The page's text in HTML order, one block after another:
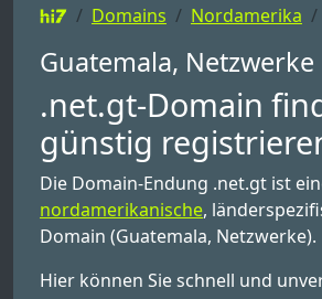
Domains Nordamerika
Guatemala, Netzwerke
.net.gt-Domain
günstig
Die Domain-Endung .net.gt ist
nordamerikanische,
Domain (Guatemala, Netzwerke).
Hier können Sie schnell und